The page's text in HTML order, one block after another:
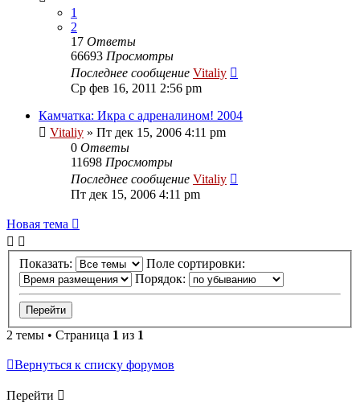
1
2
17 Ответы
66693 Просмотры
Последнее сообщение Vitaliy
Ср фев 16, 2011 2:56 pm
Камчатка: Икра с адреналином! 2004
Vitaliy » Пт дек 15, 2006 4:11 pm
0 Ответы
11698 Просмотры
Последнее сообщение Vitaliy
Пт дек 15, 2006 4:11 pm
Новая тема
Показать:
Поле сортировки:
Порядок:
2 темы • Страница 1 из 1
Вернуться к списку форумов
Перейти